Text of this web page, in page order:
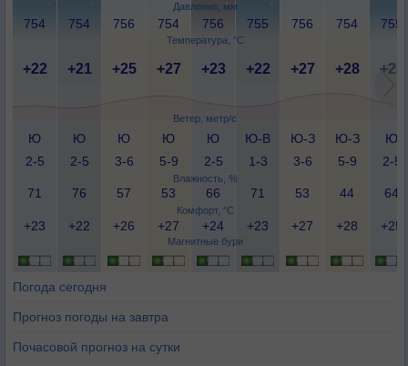
Давление, мм
Температура, °C
Ветер, метр/с
Влажность, %
Комфорт, °C
Магнитные бури
754 754 756 754 756 755 756 754 755
+22 +21 +25 +27 +23 +22 +27 +28 +23
Ю
2-5
Ю
2-5
Ю
3-6
Ю
5-9
Ю
2-5
Ю-В
1-3
Ю-З
3-6
Ю-З
5-9
Ю
2-5
71 76 57 53 66 71 53 44 64
+23 +22 +26 +27 +24 +23 +27 +28 +25
Погода сегодня
Прогноз погоды на завтра
Почасовой прогноз на сутки